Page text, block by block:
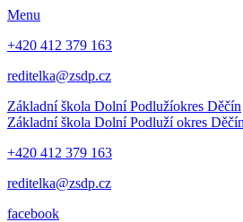
Menu
+420 412 379 163
reditelka@zsdp.cz
Základní škola Dolní Podlužíokres Děčín
Základní škola Dolní Podlužíokres
+420 412 379 163
reditelka@zsdp.cz
facebook